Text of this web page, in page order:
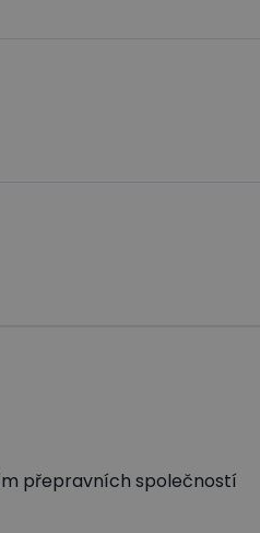
přepravních společností